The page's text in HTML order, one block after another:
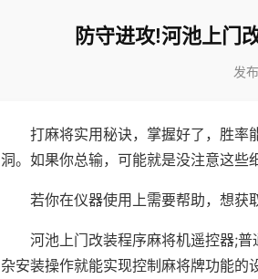
防守进攻!河池上门
发
打麻将实用秘诀，掌握好了，胜率
洞。如果你总输，可能就是没注意这些
若你在仪器使用上需要帮助，想获
河池上门改装程序麻将机遥控器;
杂安装操作就能实现控制麻将牌功能的